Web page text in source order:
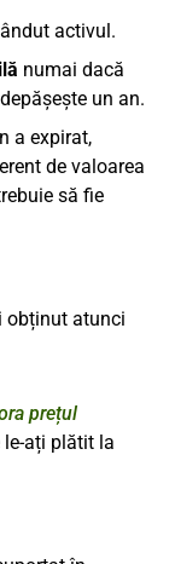
activul.
numai dacă
un an.
a expirat,
de valoarea
să fie
obținut atunci
prețul
le-ați plătit la